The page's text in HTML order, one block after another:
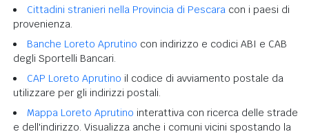
Cittadini stranieri nella Provincia di Pescara con i paesi di
provenienza.
Banche Loreto Aprutino con indirizzo e codici ABI e CAB
degli Sportelli Bancari.
CAP Loreto Aprutino il codice di avviamento postale da
utilizzare per gli indirizzi postali.
Mappa Loreto Aprutino interattiva con ricerca delle strade
e dell'indirizzo. Visualizza anche i comuni vicini spostando la